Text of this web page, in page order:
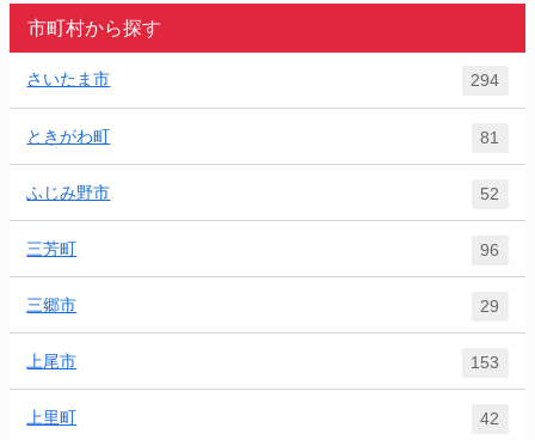
市町村から探す
さいたま市 294
ときがわ町 81
ふじみ野市 52
三芳町 96
三郷市 29
上尾市 153
上里町 42